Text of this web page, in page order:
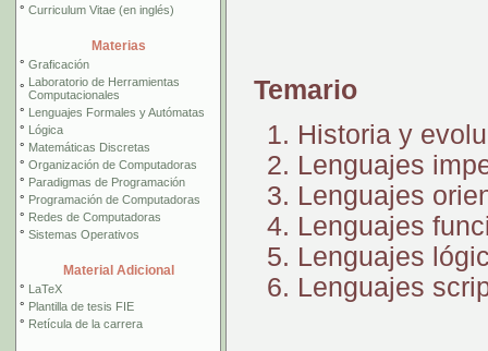
° Curriculum Vitae (en inglés)
Materias
° Graficación
° Laboratorio de Herramientas
Computacionales
° Lenguajes Formales y Autómatas
° Lógica
° Matemáticas Discretas
° Organización de Computadoras
° Paradigmas de Programación
° Programación de Computadoras
° Redes de Computadoras
° Sistemas Operativos
Material Adicional
° LaTeX
° Plantilla de tesis FIE
° Retícula de la carrera
Temario
Historia y
Lenguajes
Lenguajes
Lenguajes
Lenguajes
Lenguajes